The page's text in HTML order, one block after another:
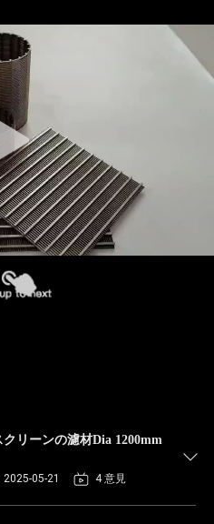
リーンの濾材Dia 1200mm
2025-05-21 4 意見